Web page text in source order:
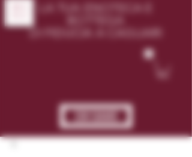
LA TUA ENOTECA E
DI FIDUCIA A CAGLIARI
CHI SIAMO